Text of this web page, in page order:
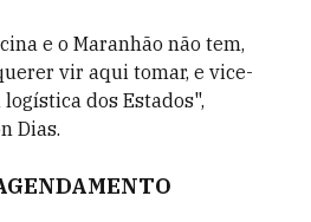
e o Maranhão não tem,
vir aqui tomar, e vice-
dos Estados",
Dias.